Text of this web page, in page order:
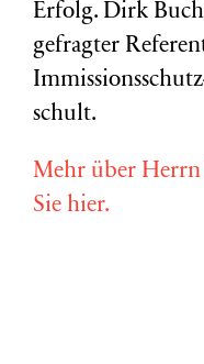
Erfolg. Dirk
gefragter
schult.
Mehr über
Sie hier.